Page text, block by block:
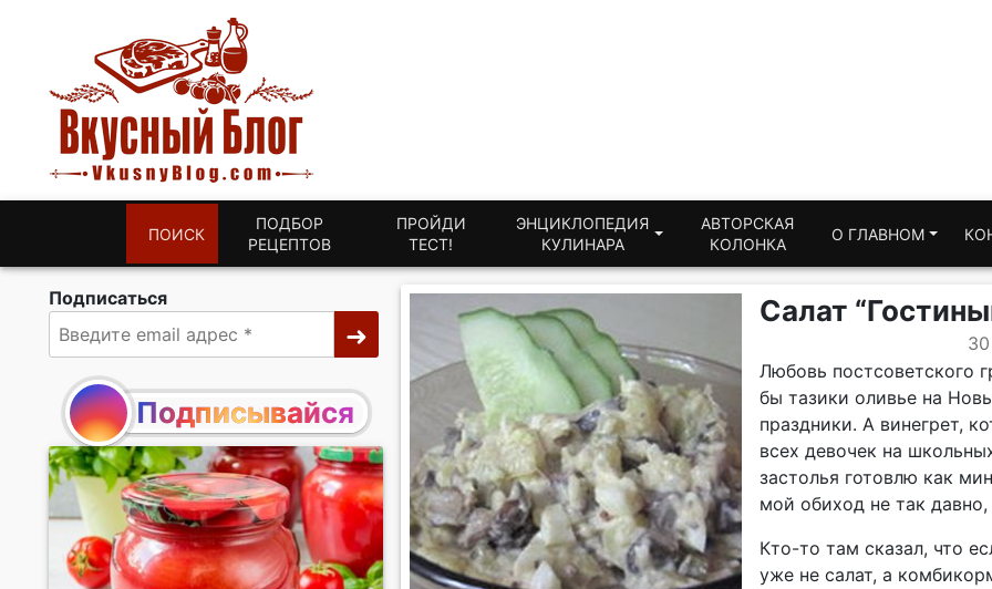
ПОИСК
ПОДБОР
РЕЦЕПТОВ
ПРОЙДИ
ТЕСТ!
ЭНЦИКЛОПЕДИЯ
КУЛИНАРА
АВТОРСКАЯ
КОЛОНКА
О ГЛАВНОМ
Салат
Любовь постсоветского
бы тазики оливье на
праздники. А винегрет,
всех девочек на
застолья готовлю как
мой обиход не так
Кто-то там сказал, что
уже не салат, а
Подписаться
Подписывайся